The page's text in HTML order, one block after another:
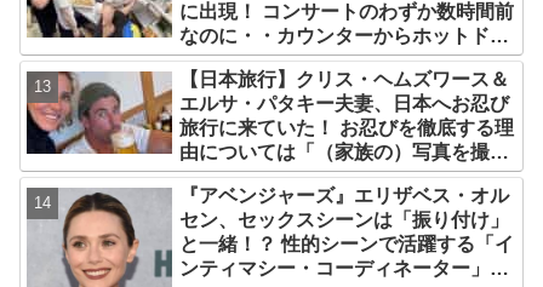
に出現！ コンサートのわずか数時間前
なのに・・カウンターからホットドッ
クを提供、ファンは大興奮［写真あ
り］
【日本旅行】クリス・ヘムズワース＆
エルサ・パタキー夫妻、日本へお忍び
旅行に来ていた！ お忍びを徹底する理
由については「（家族の）写真を撮ら
れるとキレそうになる」からという過
去の発言も
『アベンジャーズ』エリザベス・オル
セン、セックスシーンは「振り付け」
と一緒！？ 性的シーンで活躍する「イ
ンティマシー・コーディネーター」の